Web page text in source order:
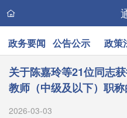
政务要闻 公告公示 政策
关于陈嘉玲等21位同志
教师（中级及以下）职
2026-03-03